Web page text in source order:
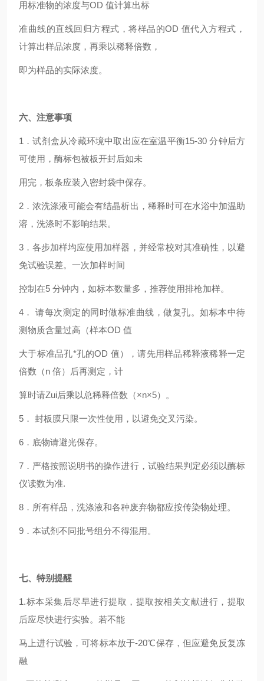
用标准物的浓度与OD 值计算出标
准曲线的直线回归方程式，将样品的OD 值代入方程式，
计算出样品浓度，再乘以稀释倍数，
即为样品的实际浓度。
六、注意事项
1 ．试剂盒从冷藏环境中取出应在室温平衡15-30 分钟后方
可使用，酶标包被板开封后如未
用完，板条应装入密封袋中保存。
2 ．浓洗涤液可能会有结晶析出，稀释时可在水浴中加温助
溶，洗涤时不影响结果。
3 ．各步加样均应使用加样器，并经常校对其准确性，以避
免试验误差。一次加样时间
控制在5 分钟内，如标本数量多，推荐使用排枪加样。
4 ． 请每次测定的同时做标准曲线，做复孔。如标本中待
测物质含量过高（样本OD 值
大于标准品孔*孔的OD 值），请先用样品稀释液稀释一定
倍数（n 倍）后再测定，计
算时请Zui后乘以总稀释倍数（×n×5）。
5 ． 封板膜只限一次性使用，以避免交叉污染。
6 ．底物请避光保存。
7 ．严格按照说明书的操作进行，试验结果判定必须以酶标
仪读数为准.
8 ．所有样品，洗涤液和各种废弃物都应按传染物处理。
9 ．本试剂不同批号组分不得混用。
七、特别提醒
1.标本采集后尽早进行提取，提取按相关文献进行，提取
后应尽快进行实验。若不能
马上进行试验，可将标本放于-20℃保存，但应避免反复冻
融